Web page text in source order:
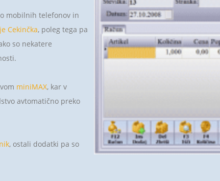
mobilnih telefonov in
Cekinčka, poleg tega pa
so nekatere
miniMAX, kar v
avtomatično preko
, ostali dodatki pa so